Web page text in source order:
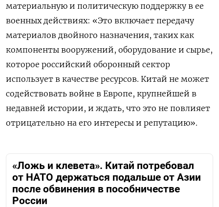
материальную и политическую поддержку в ее
военных действиях: «Это включает передачу
материалов двойного назначения, таких как
компоненты вооружений, оборудование и сырье,
которое российский оборонный сектор
использует в качестве ресурсов. Китай не может
содействовать войне в Европе, крупнейшей в
недавней истории, и ждать, что это не повлияет
отрицательно на его интересы и репутацию».
«Ложь и клевета». Китай потребовал
от НАТО держаться подальше от Азии
после обвинения в пособничестве
России